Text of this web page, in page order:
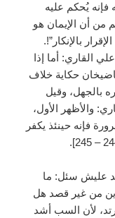
فإنه يُحكم عليه
من أن الإيمان هو
بالإنكار”!.
وقال الشيخ علي القاري: أما إذا
حكاية خلاف
بالجهل، وقيل
والأظهر الأول،
فإنه حينئذ يكفر
عليش سئل: ما
من غير قصد هل
لأن السب أشد